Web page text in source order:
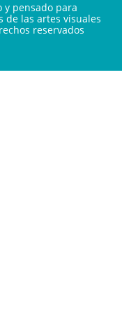
y pensado para
de las artes visuales
reservados